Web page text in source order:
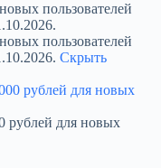
пользователей
пользователей
Скрыть
рублей для новых